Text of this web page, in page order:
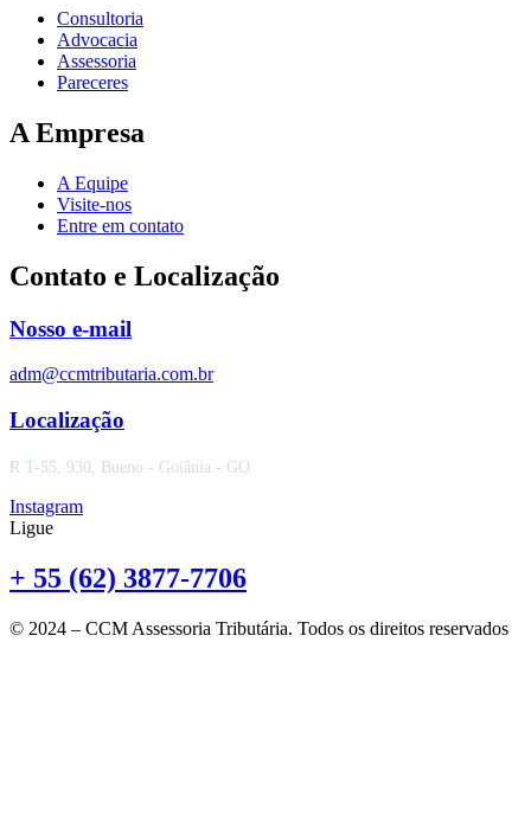
Consultoria
Advocacia
Assessoria
Pareceres
A Empresa
A Equipe
Visite-nos
Entre em contato
Contato e Localização
Nosso e-mail
adm@ccmtributaria.com.br
Localização
R T-55, 930, Bueno - Goiânia - GO
Instagram
Ligue
+ 55 (62) 3877-7706
© 2024 – CCM Assessoria Tributária. Todos os direitos reservados